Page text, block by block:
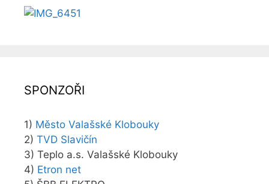
SPONZOŘI
1) Město Valašské Klobouky
2) TVD Slavičín
3) Teplo a.s. Valašské Klobouky
4) Etron net